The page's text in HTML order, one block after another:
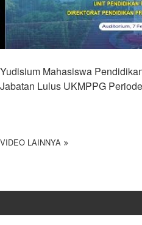
Yudisium Mahasiswa
Jabatan Lulus UKMPPG
VIDEO LAINNYA